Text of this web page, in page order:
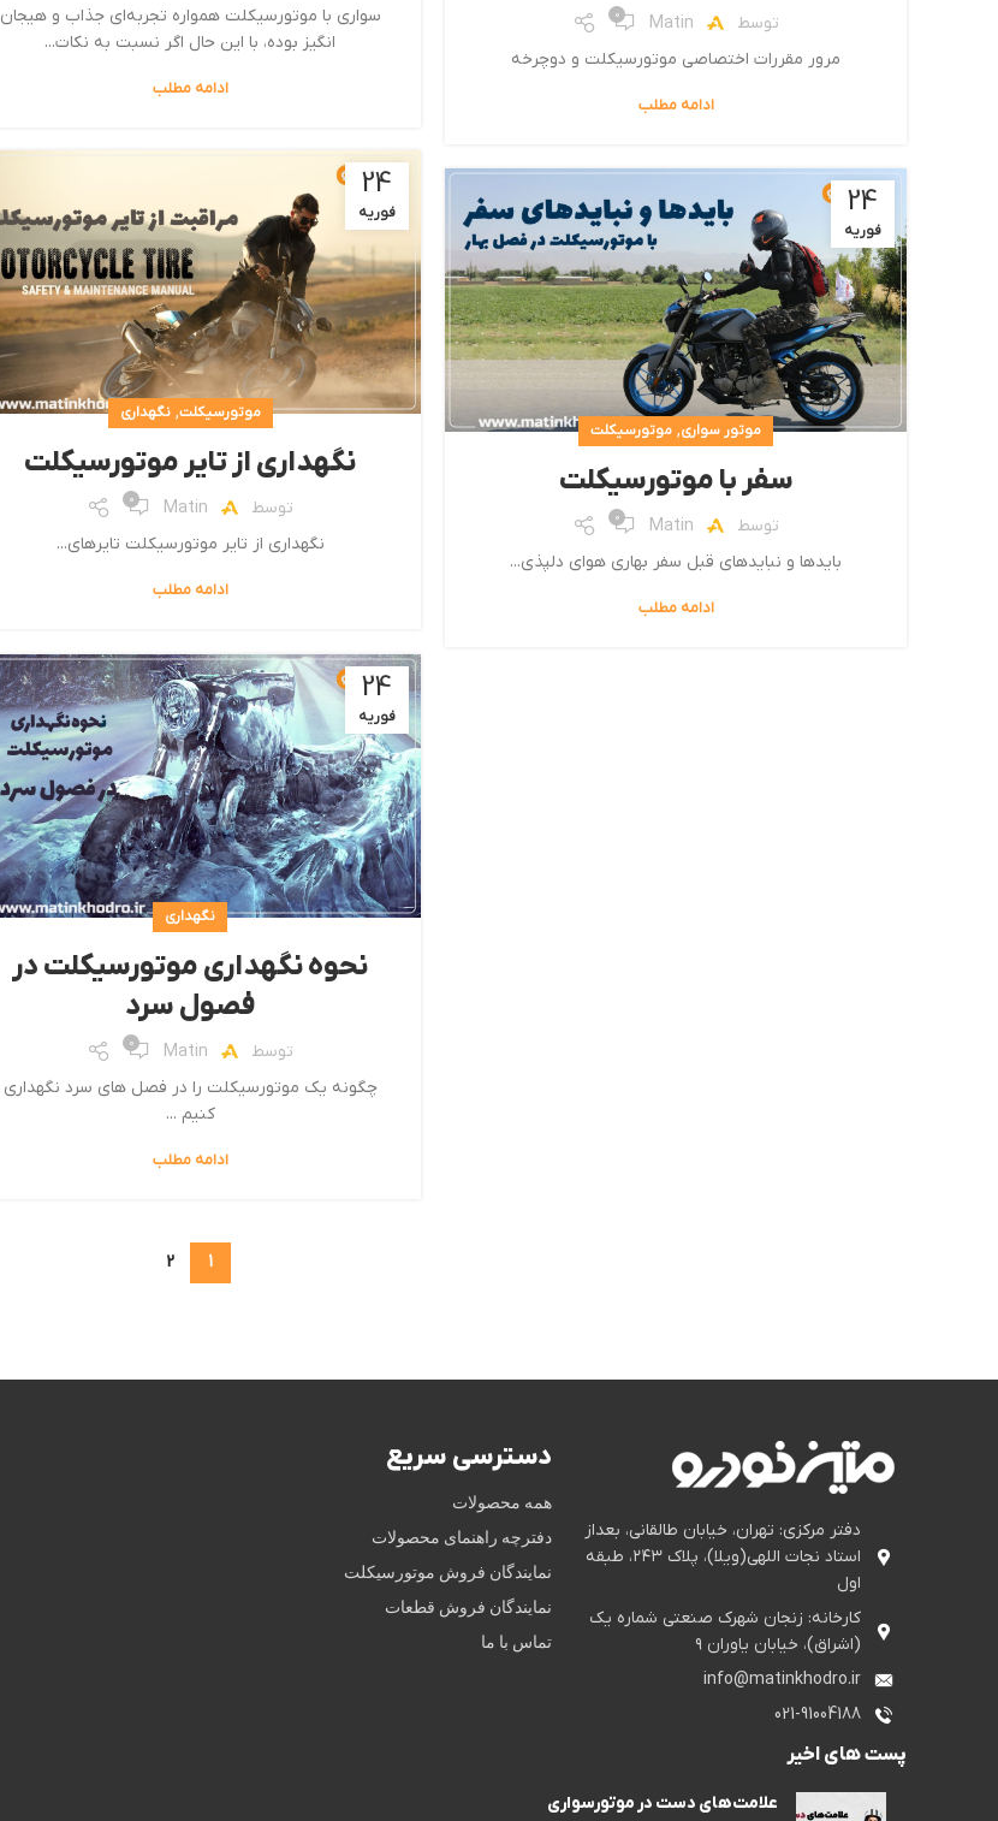
توسط Matin
0
مرور مقررات اختصاصی موتورسیکلت و دو‌چرخه
ادامه مطلب
سواری با موتورسیکلت همواره تجربه‌ای جذاب و هیجان
انگیز بوده، با این حال اگر نسبت به نکات...
ادامه مطلب
24
فوریه
موتورسیکلت,نگهداری
نگهداری از تایر موتورسیکلت
توسط Matin
0
نگهداری از تایر موتورسیکلت تایرهای...
ادامه مطلب
24
فوریه
موتور سواری, موتورسیکلت
سفر با موتورسیکلت
توسط Matin
0
بایدها و نبایدهای قبل سفر بهاری هوای دلپذی...
ادامه مطلب
24
فوریه
نگهداری
نحوه نگهداری موتورسیکلت در
فصول سرد
توسط Matin
0
‎چگونه یک موتورسیکلت را در فصل های سرد نگهداری
کنیم‎ ...
ادامه مطلب
1
2
دفتر مرکزی: تهران، خیابان طالقانی، بعداز
استاد نجات اللهی(ویلا)، پلاک ۲۴۳، طبقه
اول
کارخانه: زنجان شهرک صنعتی شماره یک
(اشراق)، خیابان یاوران ۹
info@matinkhodro.ir
021-91004188
دسترسی سریع
همه محصولات
دفترچه راهنمای محصولات
نمایندگان فروش موتورسیکلت
نمایندگان فروش قطعات
تماس با ما
پست های اخیر
علامت‌های دست در موتورسواری